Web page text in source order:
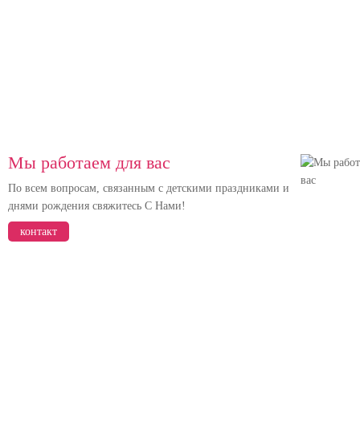
Мы работаем для вас
По всем вопросам, связанным с детскими праздниками и
днями рождения свяжитесь С Нами!
контакт